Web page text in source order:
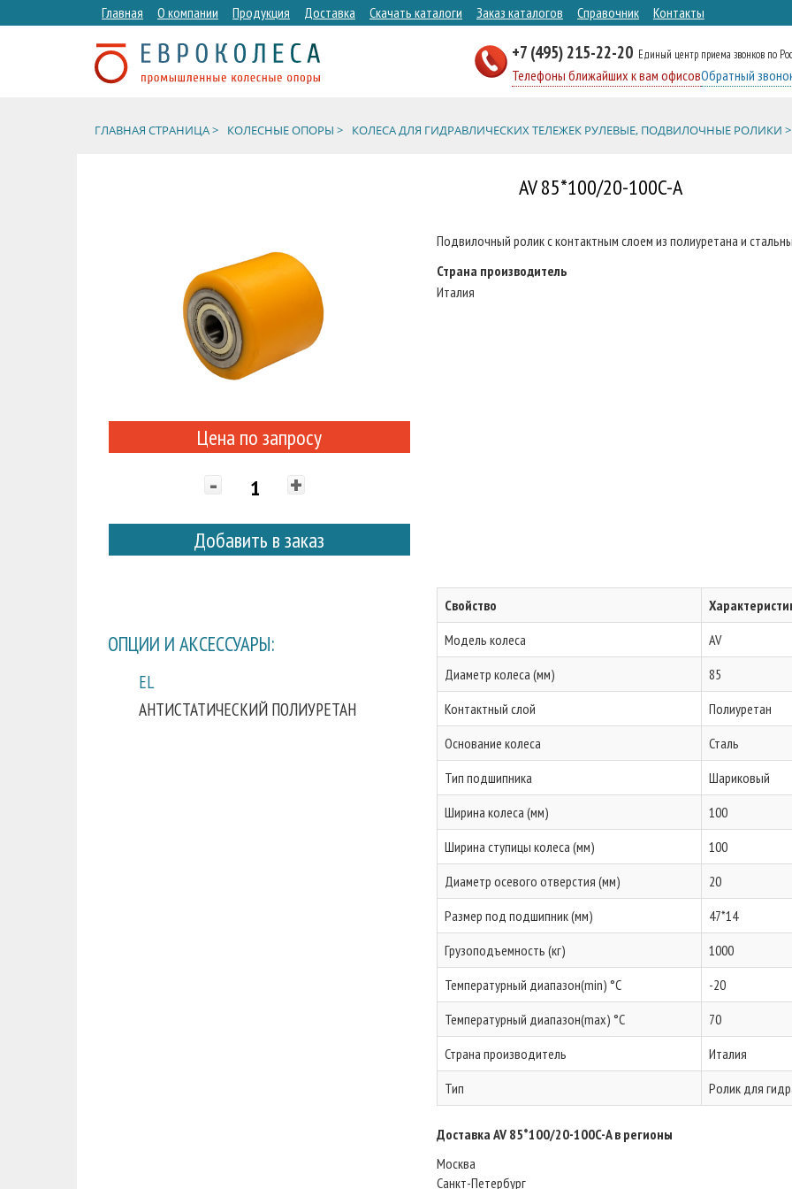
Главная О компании Продукция Доставка Скачать каталоги Заказ каталогов Справочник Контакты
+7 (495) 215-22-20 Единый центр приема звонков по
Телефоны ближайших к вам офисовОбратный
ГЛАВНАЯ СТРАНИЦА > КОЛЕСНЫЕ ОПОРЫ > КОЛЕСА ДЛЯ ГИДРАВЛИЧЕСКИХ ТЕЛЕЖЕК РУЛЕВЫЕ, ПОДВИЛОЧНЫЕ РОЛИКИ >
AV 85*100/20-100C-A
Цена по запросу
- +
Добавить в заказ
Подвилочный ролик с контактным слоем из полиуретана и
Страна производитель
Италия
ОПЦИИ И АКСЕССУАРЫ:
EL
АНТИСТАТИЧЕСКИЙ ПОЛИУРЕТАН
Свойство
Модель колеса
AV
Диаметр колеса (мм)
85
Контактный слой
Полиуретан
Основание колеса
Сталь
Тип подшипника
Шариковый
Ширина колеса (мм)
100
Ширина ступицы колеса (мм)
100
Диаметр осевого отверстия (мм)
20
Размер под подшипник (мм)
47*14
Грузоподъемность (кг)
1000
Температурный диапазон(min) °C
-20
Температурный диапазон(max) °C
70
Страна производитель
Италия
Тип
Ролик для
Доставка AV 85*100/20-100C-A в регионы
Москва
Санкт-Петербург